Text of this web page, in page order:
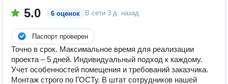
5.0 6 оценок В сети 3 д. назад
Паспорт проверен
Точно в срок. Максимальное время для реализации
проекта – 5 дней. Индивидуальный подход к каждому.
Учет особенностей помещения и требований заказчика.
Монтаж строго по ГОСТу. В штат сотрудников нашей